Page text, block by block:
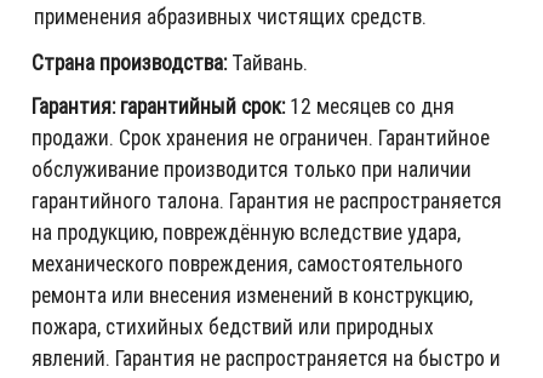
применения абразивных чистящих средств.
Страна производства:Тайвань.
Гарантия: гарантийный срок:12 месяцев со дня
продажи. Срок хранения не ограничен. Гарантийное
обслуживание производится только при наличии
гарантийного талона. Гарантия не распространяется
на продукцию, повреждённую вследствие удара,
механического повреждения, самостоятельного
ремонта или внесения изменений в конструкцию,
пожара, стихийных бедствий или природных
явлений. Гарантия не распространяется на быстро и